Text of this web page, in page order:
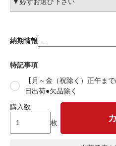
納期情報
特記事項
【月～金（祝除く）正午ま
日出荷●欠品除く
購入数
枚